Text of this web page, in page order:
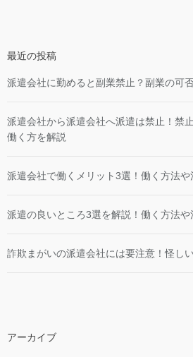
最近の投稿
派遣会社に勤めると副業禁止？副業の可
派遣会社から派遣会社へ派遣は禁止！禁
働く方を解説
派遣会社で働くメリット3選！働く方法や
派遣の良いところ3選を解説！働く方法や
詐欺まがいの派遣会社には要注意！怪し
アーカイブ